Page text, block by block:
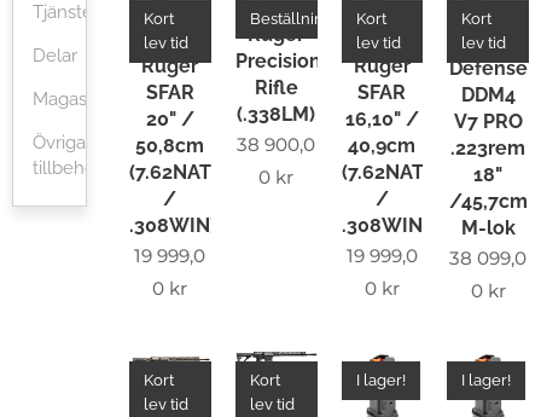
Tjänster
Delar
Magasin
Övriga
tillbehör
AR-10
Ruger
SFAR
20" /
50,8cm
(7.62NATO
/
.308WIN)
Kort
lev tid
19 999,0
0 kr
Ruger
Precision
Rifle
(.338LM)
Beställningsvara
38 900,0
0 kr
AR-10
Ruger
SFAR
16,10" /
40,9cm
(7.62NATO
/
.308WIN)
Kort
lev tid
19 999,0
0kr
Daniel
Defense
DDM4
V7 PRO
.223rem
18"
/45,7cm
M-lok
Kort
lev tid
38 099,0
0kr
Kort
lev tid
Daniel
Kort
lev tid
I lager! I lager!